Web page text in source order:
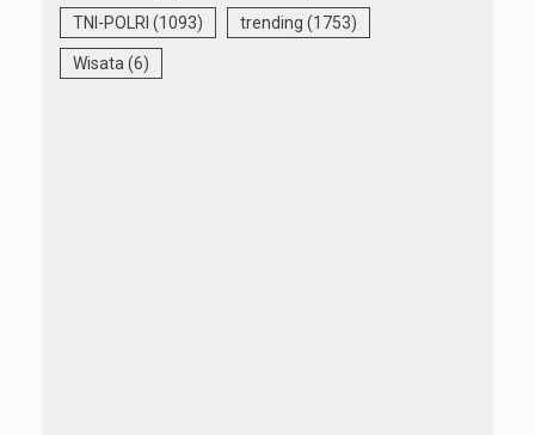
TNI-POLRI (1093) trending (1753)
Wisata (6)